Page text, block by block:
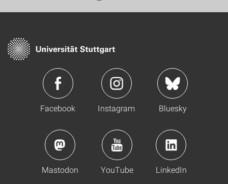
Facebook Instagram Bluesky
Mastodon YouTube LinkedIn